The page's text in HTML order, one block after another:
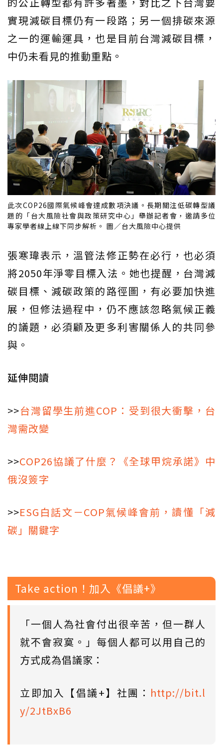
實現減碳目標仍有一段路；另一個排碳來源
之一的運輸運具，也是目前台灣減碳目標，
中仍未看見的推動重點。
此次COP26國際氣候峰會達成數項決議。長期關注低碳轉型議
題的「台大風險社會與政策研究中心」舉辦記者會，邀請多位
專家學者線上線下同步解析。 圖／台大風險中心提供
張寒瑋表示，溫管法修正勢在必行，也必須
將2050年淨零目標入法。她也提醒，台灣減
碳目標、減碳政策的路徑圖，有必要加快進
展，但修法過程中，仍不應該忽略氣候正義
的議題，必須顧及更多利害關係人的共同參
與。
延伸閱讀
>>台灣留學生前進COP：受到很大衝擊，台
灣需改變
>>COP26協議了什麼？《全球甲烷承諾》中
俄沒簽字
>>ESG白話文－COP氣候峰會前，讀懂「減
碳」關鍵字
Take action！加入《倡議+》
「一個人為社會付出很辛苦，但一群人
就不會寂寞。」每個人都可以用自己的
方式成為倡議家：
立即加入【倡議+】社團： http://bit.l
y/2JtBxB6